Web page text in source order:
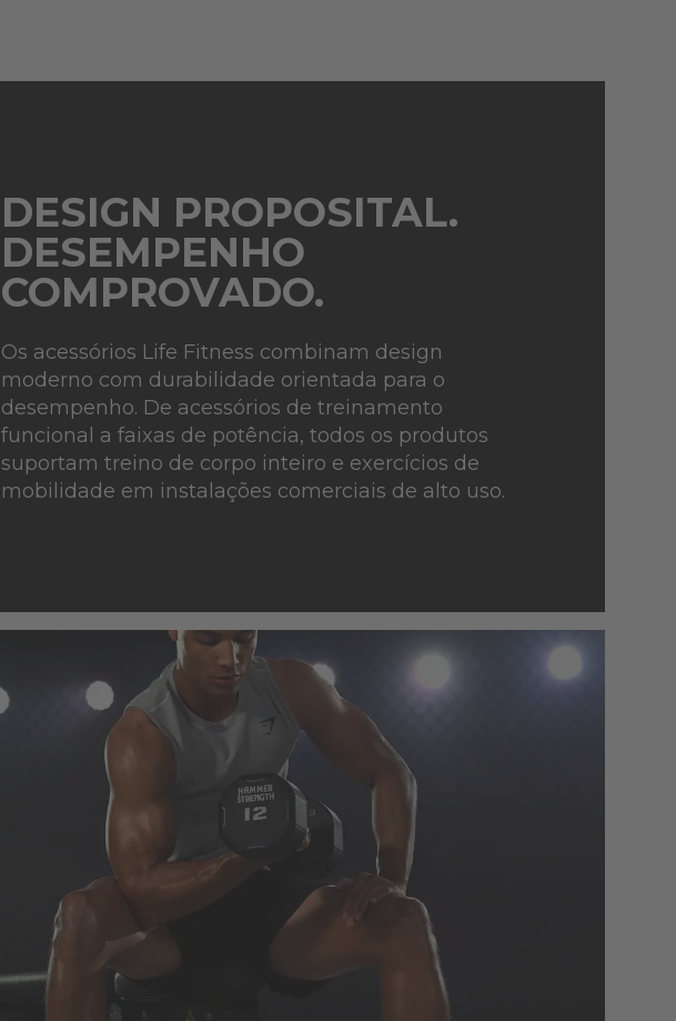
DESIGN PROPOSITAL.
DESEMPENHO
COMPROVADO.
Os acessórios Life Fitness combinam design
moderno com durabilidade orientada para o
desempenho. De acessórios de treinamento
funcional a faixas de potência, todos os produtos
suportam treino de corpo inteiro e exercícios de
mobilidade em instalações comerciais de alto uso.